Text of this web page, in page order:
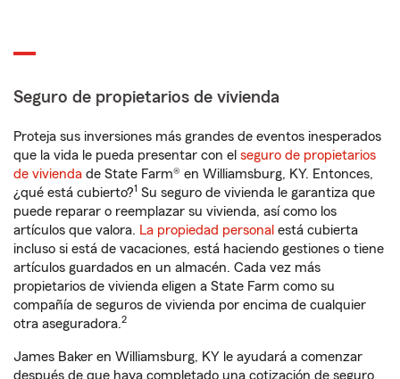
Seguro de propietarios de vivienda
Proteja sus inversiones más grandes de eventos inesperados
que la vida le pueda presentar con el seguro de propietarios
de vivienda de State Farm® en Williamsburg, KY. Entonces,
¿qué está cubierto?1 Su seguro de vivienda le garantiza que
puede reparar o reemplazar su vivienda, así como los
artículos que valora. La propiedad personal está cubierta
incluso si está de vacaciones, está haciendo gestiones o tiene
artículos guardados en un almacén. Cada vez más
propietarios de vivienda eligen a State Farm como su
compañía de seguros de vivienda por encima de cualquier
otra aseguradora.2
James Baker en Williamsburg, KY le ayudará a comenzar
después de que haya completado una cotización de seguro